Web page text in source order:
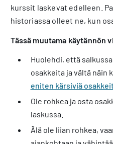
kurssit laskevat edelleen.
historiassa olleet ne, kun
Tässä muutama käytännön
Huolehdi, että
osakkeita ja vältä näin
eniten kärsiviä
Ole rohkea ja osta
laskussa.
Älä ole liian rohkea,